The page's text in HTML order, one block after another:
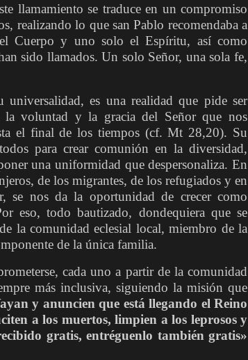
llamamiento se traduce en un compromiso
realizando lo que san Pablo recomendaba a
Cuerpo y uno solo el Espíritu, así como
sido llamados. Un solo Señor, una sola fe,
es una realidad que pide ser
la voluntad y la gracia del Señor que nos
el final de los tiempos (cf. Mt 28,20). Su
para crear comunión en la diversidad,
una uniformidad que despersonaliza. En
de los migrantes, de los refugiados y en
se nos da la oportunidad de crecer como
eso, todo bautizado, dondequiera que se
la comunidad eclesial local, miembro de la
de la única familia.
cada uno a partir de la comunidad
más inclusiva, siguiendo la misión que
y anuncien que está llegando el Reino
a los muertos, limpien a los leprosos y
gratis, entréguenlo también gratis»